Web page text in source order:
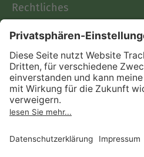
Rechtliches
AGB
Informationen nach Data
Act
Verträge hier kündigen
Impressum